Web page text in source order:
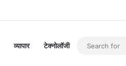
व्यापार टेक्नोलॉजी